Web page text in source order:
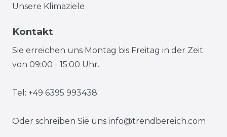
Unsere Klimaziele
Kontakt
Sie erreichen uns Montag bis Freitag in der Zeit
von 09:00 - 15:00 Uhr.
Tel: +49 6395 993438
Oder schreiben Sie uns info@trendbereich.com